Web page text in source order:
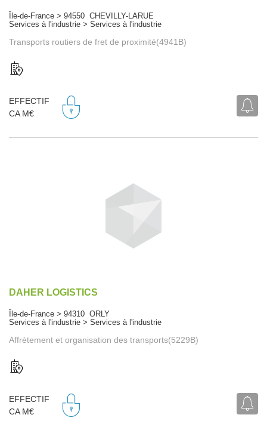
Île-de-France > 94550 CHEVILLY-LARUE
Services à l'industrie > Services à l'industrie
Transports routiers de fret de proximité(4941B)
EFFECTIF
CA M€
DAHER LOGISTICS
Île-de-France > 94310 ORLY
Services à l'industrie > Services à l'industrie
Affrètement et organisation des transports(5229B)
EFFECTIF
CA M€